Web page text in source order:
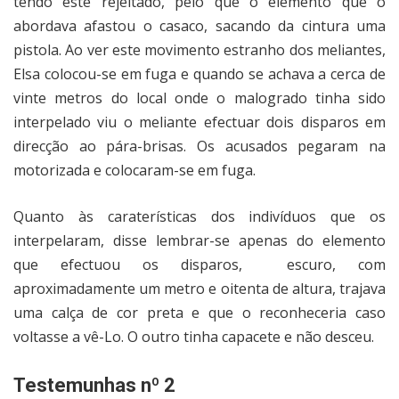
abordava afastou o casaco, sacando da cintura uma
pistola. Ao ver este movimento estranho dos meliantes,
Elsa colocou-se em fuga e quando se achava a cerca de
vinte metros do local onde o malogrado tinha sido
interpelado viu o meliante efectuar dois disparos em
direcção ao pára-brisas. Os acusados pegaram na
motorizada e colocaram-se em fuga.
Quanto às caraterísticas dos indivíduos que os
interpelaram, disse lembrar-se apenas do elemento
que efectuou os disparos,
escuro, com
aproximadamente um metro e oitenta de altura, trajava
uma calça de cor preta e que o reconheceria caso
voltasse a vê-Lo. O outro tinha capacete e não desceu.
Testemunhas nº 2